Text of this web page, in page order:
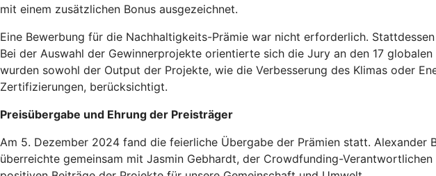
mit einem zusätzlichen Bonus ausgezeichnet.
Eine Bewerbung für die Nachhaltigkeits-Prämie war nicht erforderlich.
Bei der Auswahl der Gewinnerprojekte orientierte sich die Jury an den 17
wurden sowohl der Output der Projekte, wie die Verbesserung des Klimas oder
Zertifizierungen, berücksichtigt.
Preisübergabe und Ehrung der Preisträger
Am 5. Dezember 2024 fand die feierliche Übergabe der Prämien statt.
überreichte gemeinsam mit Jasmin Gebhardt, der Crowdfunding-